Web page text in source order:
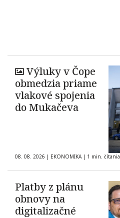
Výluky v Čope
obmedzia priame
vlakové spojenia
do Mukačeva
08. 08. 2026 | EKONOMIKA | 1 min. čítania
Platby z plánu
obnovy na
digitalizačné